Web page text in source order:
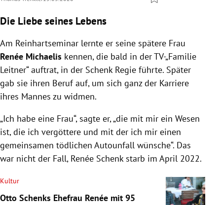
Die Liebe seines Lebens
Am Reinhartseminar lernte er seine spätere Frau
Renée Michaelis kennen, die bald in der TV-„Familie
Leitner“ auftrat, in der Schenk Regie führte. Später
gab sie ihren Beruf auf, um sich ganz der Karriere
ihres Mannes zu widmen.
„Ich habe eine Frau“, sagte er, „die mit mir ein Wesen
ist, die ich vergöttere und mit der ich mir einen
gemeinsamen tödlichen Autounfall wünsche“. Das
war nicht der Fall, Renée Schenk starb im April 2022.
Kultur
Otto Schenks Ehefrau Renée mit 95